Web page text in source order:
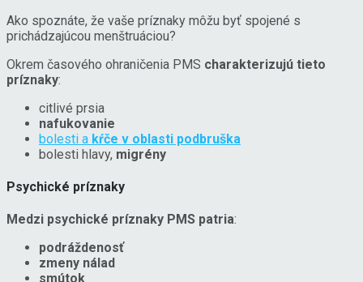
Ako spoznáte, že vaše príznaky môžu byť spojené s
prichádzajúcou menštruáciou?
Okrem časového ohraničenia PMS charakterizujú tieto
príznaky:
citlivé prsia
nafukovanie
bolesti a kŕče v oblasti podbruška
bolesti hlavy, migrény
Psychické príznaky
Medzi psychické príznaky PMS patria:
podráždenosť
zmeny nálad
smútok